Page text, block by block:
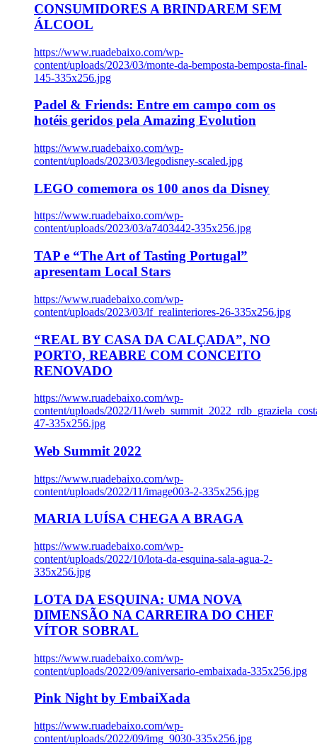
CONSUMIDORES A BRINDAREM SEM
ÁLCOOL
https://www.ruadebaixo.com/wp-
content/uploads/2023/03/monte-da-bemposta-bemposta-final-
145-335x256.jpg
Padel & Friends: Entre em campo com os
hotéis geridos pela Amazing Evolution
https://www.ruadebaixo.com/wp-
content/uploads/2023/03/legodisney-scaled.jpg
LEGO comemora os 100 anos da Disney
https://www.ruadebaixo.com/wp-
content/uploads/2023/03/a7403442-335x256.jpg
TAP e “The Art of Tasting Portugal”
apresentam Local Stars
https://www.ruadebaixo.com/wp-
content/uploads/2023/03/lf_realinteriores-26-335x256.jpg
“REAL BY CASA DA CALÇADA”, NO
PORTO, REABRE COM CONCEITO
RENOVADO
https://www.ruadebaixo.com/wp-
content/uploads/2022/11/
47-335x256.jpg
Web Summit 2022
https://www.ruadebaixo.com/wp-
content/uploads/2022/11/image003-2-335x256.jpg
MARIA LUÍSA CHEGA A BRAGA
https://www.ruadebaixo.com/wp-
content/uploads/2022/10/lota-da-esquina-sala-agua-2-
335x256.jpg
LOTA DA ESQUINA: UMA NOVA
DIMENSÃO NA CARREIRA DO CHEF
VÍTOR SOBRAL
https://www.ruadebaixo.com/wp-
content/uploads/2022/09/aniversario-embaixada-335x256.jpg
Pink Night by EmbaiXada
https://www.ruadebaixo.com/wp-
content/uploads/2022/09/img_9030-335x256.jpg